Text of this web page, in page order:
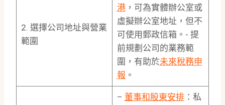
2. 選擇公司地址與營業
範圍
港，可為實體辦公室或
虛擬辦公室地址，但不
可使用郵政信箱。- 提
前規劃公司的業務範
圍，有助於未來稅務申
報 。
– 董事和股東安排：私